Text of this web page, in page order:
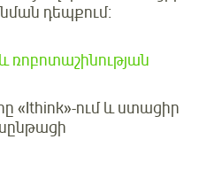
դեպքում։
ռոբոտաշինության
«Ithink»-ում և ստացիր